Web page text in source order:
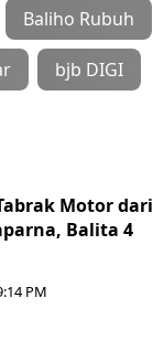
Baliho Rubuh
bjb DIGI
Motor dari
Balita 4
PM